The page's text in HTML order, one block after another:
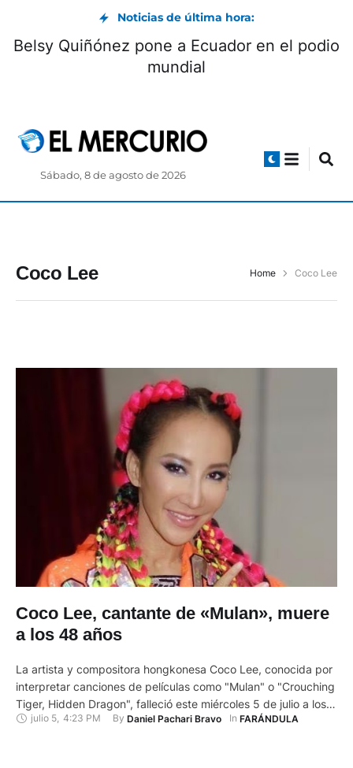
Noticias de última hora:
Belsy Quiñónez pone a Ecuador en el podio
mundial
Sábado, 8 de agosto de 2026
Coco Lee Home Coco Lee
Coco Lee, cantante de «Mulan», muere
a los 48 años
La artista y compositora hongkonesa Coco Lee, conocida por
interpretar canciones de películas como "Mulan" o "Crouching
Tiger, Hidden Dragon", falleció este miércoles 5 de julio a los
48 años tras un intento de suicidio, informaron sus hermanas
julio 5, 4:23 PM By Daniel Pachari Bravo In FARÁNDULA